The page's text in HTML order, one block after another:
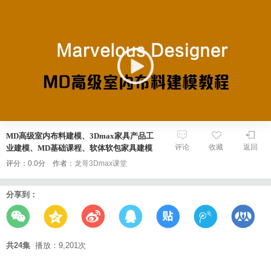
MD高级室内布料建模、3Dmax家具产品工
业建模、MD基础课程、软体软包家具建模
评分：0.0分 作者： 龙哥3Dmax课堂
返回
收藏
评论
分享到：
共24集 播放：9,201次